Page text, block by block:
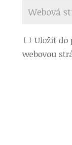
Uložit
webovou